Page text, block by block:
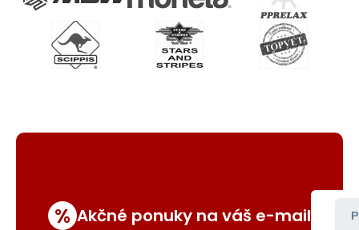
% Akčné ponuky na váš e-mail